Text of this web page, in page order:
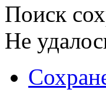
Поиск
Не